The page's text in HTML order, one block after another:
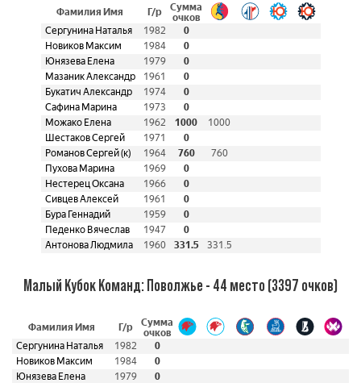
Фамилия Имя Г/р
Сумма
очков
Сергунина Наталья
1982
0
Новиков Максим
1984
0
Юнязева Елена
1979
0
Мазаник Александр
1961
0
Букатич Александр
1974
0
Сафина Марина
1973
0
Можако Елена
1962 1000
1000
Шестаков Сергей
1971
0
Романов Сергей (к)
1964 760
760
Пухова Марина
1969
0
Нестерец Оксана
1966
0
Сивцев Алексей
1961
0
Бура Геннадий
1959
0
Педенко Вячеслав
1947
0
Антонова Людмила
1960 331.5 331.5
Малый Кубок Команд: Поволжье - 44 место (3397 очков)
Фамилия Имя Г/р
Сумма
очков
Сергунина Наталья
1982
0
Новиков Максим
1984
0
Юнязева Елена
1979
0